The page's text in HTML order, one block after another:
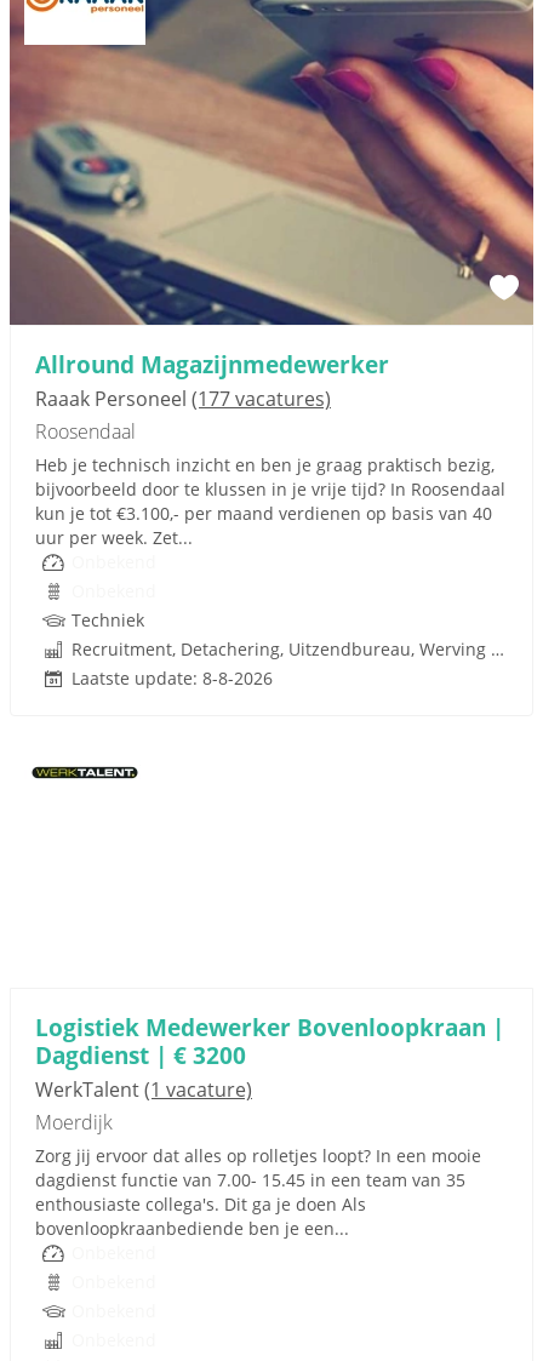
Allround Magazijnmedewerker
Raaak Personeel (177 vacatures)
Roosendaal
Heb je technisch inzicht en ben je graag praktisch bezig,
bijvoorbeeld door te klussen in je vrije tijd? In Roosendaal
kun je tot €3.100,- per maand verdienen op basis van 40
uur per week. Zet...
Techniek
Recruitment, Detachering, Uitzendbureau, Werving en Selectie
Laatste update: 8-8-2026
Logistiek Medewerker Bovenloopkraan |
Dagdienst | € 3200
WerkTalent(1 vacature)
Moerdijk
Zorg jij ervoor dat alles op rolletjes loopt? In een mooie
dagdienst functie van 7.00- 15.45 in een team van 35
enthousiaste collega's. Dit ga je doen Als
bovenloopkraanbediende ben je een...